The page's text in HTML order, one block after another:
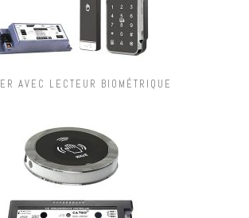
AVEC LECTEUR BIOMÉTRIQUE